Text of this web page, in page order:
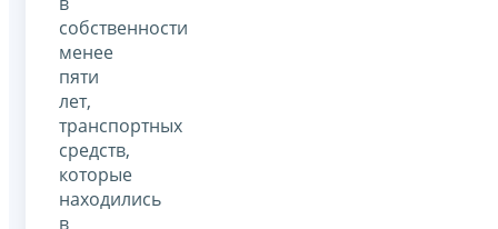
собственности
менее
пяти
лет,
транспортных
средств,
которые
находились
в